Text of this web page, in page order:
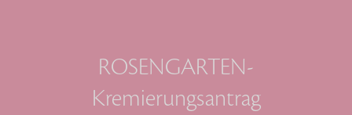
ROSENGARTEN-
Kremierungsantrag